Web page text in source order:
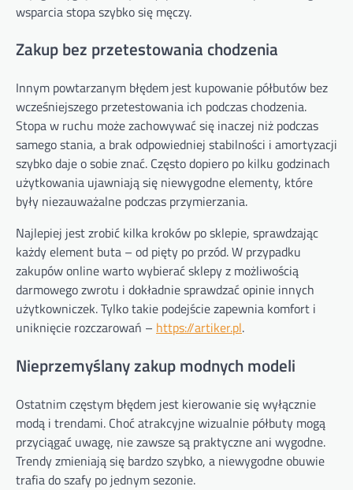
wsparcia stopa szybko się męczy.
Zakup bez przetestowania chodzenia
Innym powtarzanym błędem jest kupowanie półbutów bez
wcześniejszego przetestowania ich podczas chodzenia.
Stopa w ruchu może zachowywać się inaczej niż podczas
samego stania, a brak odpowiedniej stabilności i amortyzacji
szybko daje o sobie znać. Często dopiero po kilku godzinach
użytkowania ujawniają się niewygodne elementy, które
były niezauważalne podczas przymierzania.
Najlepiej jest zrobić kilka kroków po sklepie, sprawdzając
każdy element buta – od pięty po przód. W przypadku
zakupów online warto wybierać sklepy z możliwością
darmowego zwrotu i dokładnie sprawdzać opinie innych
użytkowniczek. Tylko takie podejście zapewnia komfort i
uniknięcie rozczarowań – https://artiker.pl.
Nieprzemyślany zakup modnych modeli
Ostatnim częstym błędem jest kierowanie się wyłącznie
modą i trendami. Choć atrakcyjne wizualnie półbuty mogą
przyciągać uwagę, nie zawsze są praktyczne ani wygodne.
Trendy zmieniają się bardzo szybko, a niewygodne obuwie
trafia do szafy po jednym sezonie.